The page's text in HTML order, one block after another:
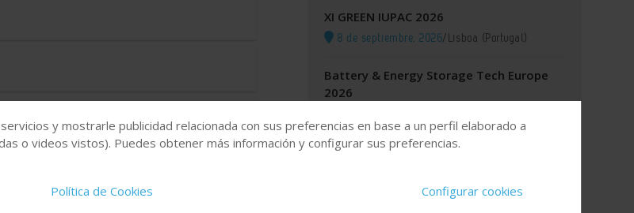
XI GREEN IUPAC 2026
8 de septiembre, 2026/Lisboa (Portugal)
Battery & Energy Storage Tech Europe
2026
Itinerario Formativo Especializado para
14 de septiembre, 2026/Online
y mostrarle publicidad relacionada con sus preferencias en base a un perfil elaborado a
o videos vistos). Puedes obtener más información y configurar sus preferencias.
Política de Cookies Configurar cookies